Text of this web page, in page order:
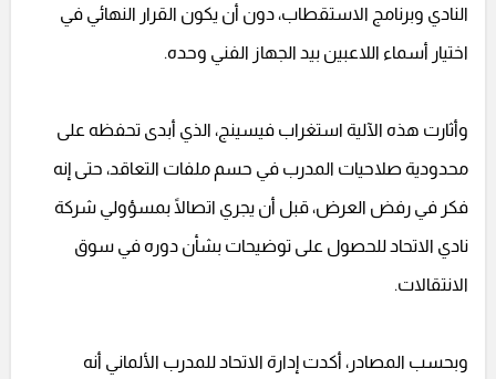
النادي وبرنامج الاستقطاب، دون أن يكون القرار النهائي في
اختيار أسماء اللاعبين بيد الجهاز الفني وحده.
وأثارت هذه الآلية استغراب فيسينج، الذي أبدى تحفظه على
محدودية صلاحيات المدرب في حسم ملفات التعاقد، حتى إنه
فكر في رفض العرض، قبل أن يجري اتصالًا بمسؤولي شركة
نادي الاتحاد للحصول على توضيحات بشأن دوره في سوق
الانتقالات.
وبحسب المصادر، أكدت إدارة الاتحاد للمدرب الألماني أنه